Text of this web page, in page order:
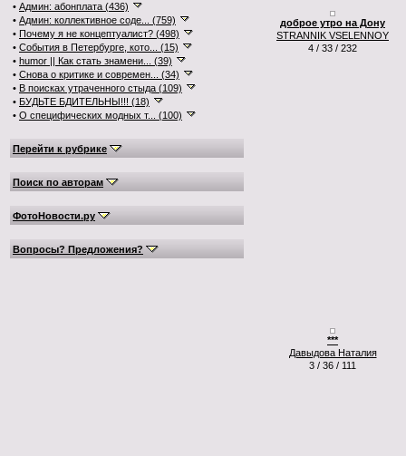
• Админ: абонплата (436)
• Админ: коллективное соде... (759)
• Почему я не концептуалист? (498)
• События в Петербурге, кото... (15)
• humor || Как стать знамени... (39)
• Снова о критике и современ... (34)
• В поисках утраченного стыда (109)
• БУДЬТЕ БДИТЕЛЬНЫ!!! (18)
• О специфических модных т... (100)
Перейти к рубрике
Поиск по авторам
ФотоНовости.ру
Вопросы? Предложения?
доброе утро на Дону
STRANNIK VSELENNOY
4 / 33 / 232
***
Давыдова Наталия
3 / 36 / 111